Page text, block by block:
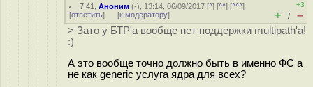
7.41 ,Аноним (-), 13:14, 06/09/2017 [^] [^^] [^^^]
[ответить] [к модератору]
+3
+ / –
> Зато у БТР'а вообще нет поддержки multipath'а!
:)
А это вообще точно должно быть в именно ФС а
не как generic услуга ядра для всех?